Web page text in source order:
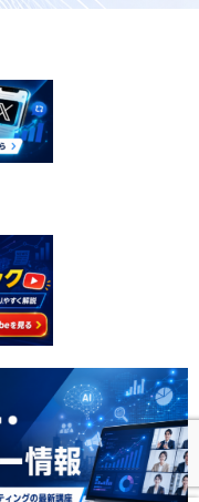
グニュース